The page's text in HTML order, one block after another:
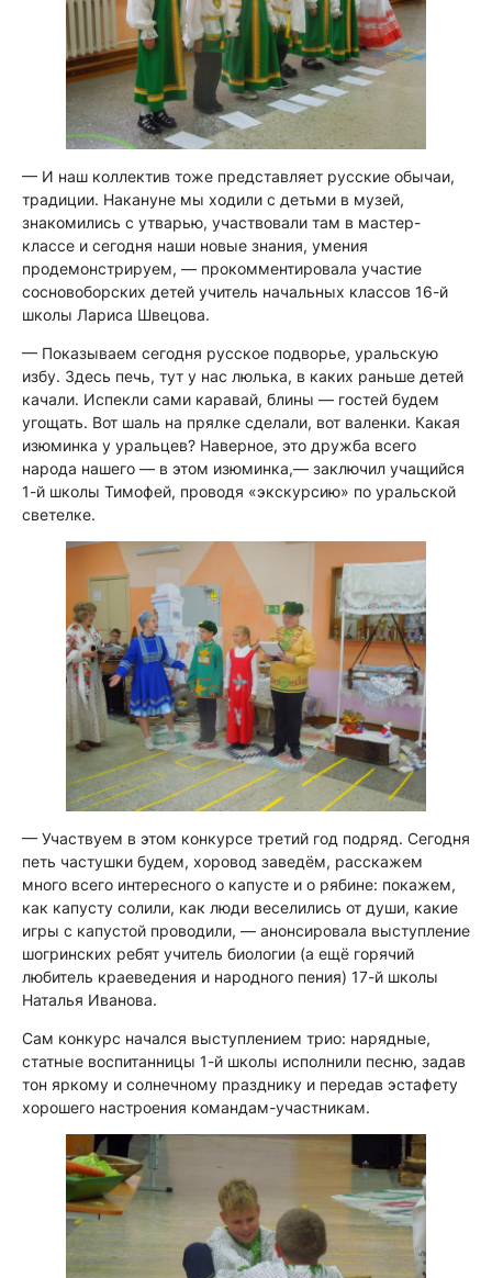
— И наш коллектив тоже представляет русские обычаи,
традиции. Накануне мы ходили с детьми в музей,
знакомились с утварью, участвовали там в мастер-
классе и сегодня наши новые знания, умения
продемонстрируем, — прокомментировала участие
сосновоборских детей учитель начальных классов 16-й
школы Лариса Швецова.
— Показываем сегодня русское подворье, уральскую
избу. Здесь печь, тут у нас люлька, в каких раньше детей
качали. Испекли сами каравай, блины — гостей будем
угощать. Вот шаль на прялке сделали, вот валенки. Какая
изюминка у уральцев? Наверное, это дружба всего
народа нашего — в этом изюминка,— заключил учащийся
1-й школы Тимофей, проводя «экскурсию» по уральской
светелке.
— Участвуем в этом конкурсе третий год подряд. Сегодня
петь частушки будем, хоровод заведём, расскажем
много всего интересного о капусте и о рябине: покажем,
как капусту солили, как люди веселились от души, какие
игры с капустой проводили, — анонсировала выступление
шогринских ребят учитель биологии (а ещё горячий
любитель краеведения и народного пения) 17-й школы
Наталья Иванова.
Сам конкурс начался выступлением трио: нарядные,
статные воспитанницы 1-й школы исполнили песню, задав
тон яркому и солнечному празднику и передав эстафету
хорошего настроения командам-участникам.